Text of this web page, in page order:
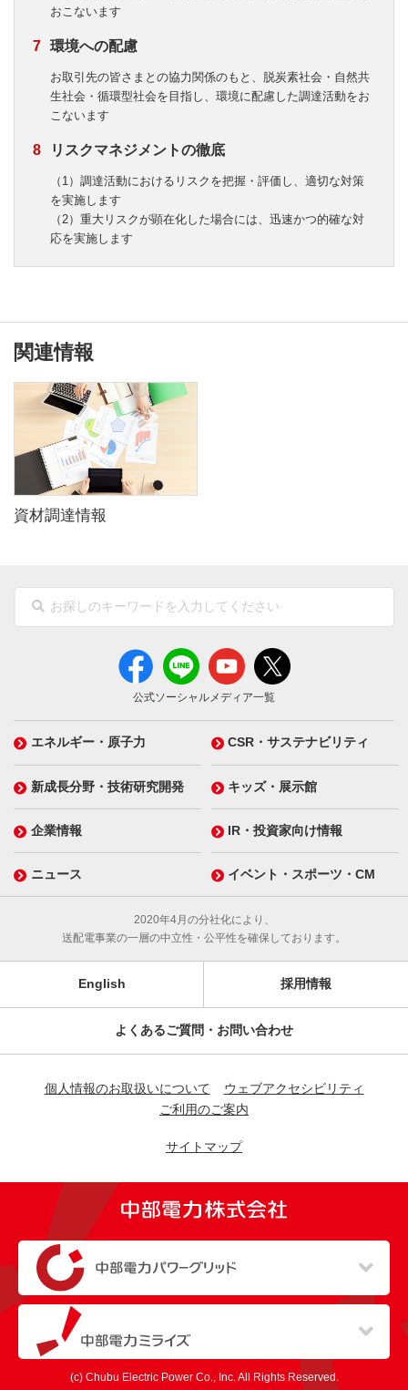
おこないます
環境への配慮
お取引先の皆さまとの協力関係のもと、脱炭素社会・自然共
生社会・循環型社会を目指し、環境に配慮した調達活動をお
こないます
リスクマネジメントの徹底
（1）調達活動におけるリスクを把握・評価し、適切な対策
を実施します
（2）重大リスクが顕在化した場合には、迅速かつ的確な対
応を実施します
関連情報
資材調達情報
公式ソーシャルメディア一覧
エネルギー・原子力 CSR・サステナビリティ
新成長分野・技術研究開発 キッズ・展示館
企業情報 IR・投資家向け情報
ニュース イベント・スポーツ・CM
2020年4月の分社化により、
送配電事業の一層の中立性・公平性を確保しております。
English 採用情報
よくあるご質問・お問い合わせ
個人情報のお取扱いについて
ウェブアクセシビリティ
ご利用のご案内
サイトマップ
（新しいウィンドウを開きます）
（新しいウィンドウを開きます）
(c) Chubu Electric Power Co., Inc. All Rights Reserved.